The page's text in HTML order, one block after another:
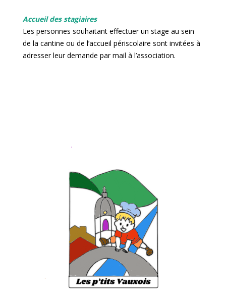
Accueil des stagiaires
Les personnes souhaitant effectuer un stage au sein
de la cantine ou de l’accueil périscolaire sont invitées à
adresser leur demande par mail à l’association.